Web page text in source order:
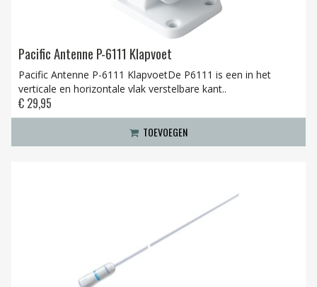
Pacific Antenne P-6111 Klapvoet
Pacific Antenne P-6111 KlapvoetDe P6111 is een in het
verticale en horizontale vlak verstelbare kant..
€ 29,95
TOEVOEGEN